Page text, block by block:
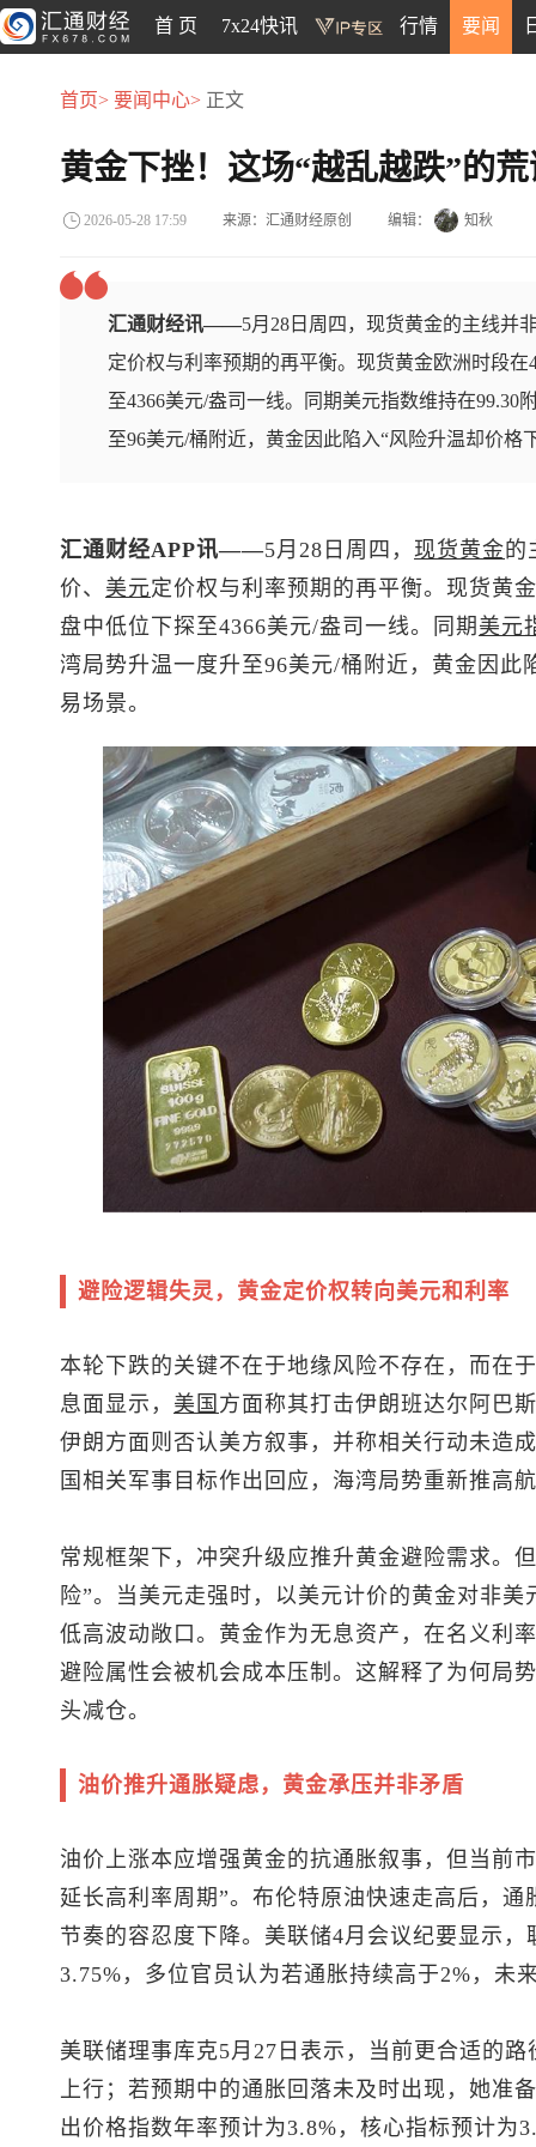
首 页 7x24快讯 行情 要闻
首页> 要闻中心> 正文
黄金下挫！这场“越乱越跌”的
2026-05-28 17:59 来源：汇通财经原创 编辑： 知秋
汇通财经讯——5月28日周四，现货黄金的主线并
定价权与利率预期的再平衡。现货黄金欧洲时段
至4366美元/盎司一线。同期美元指数维持在
至96美元/桶附近，黄金因此陷入“风险升温却价格
汇通财经APP讯——5月28日周四， 现货黄金的
价、 美元定价权与利率预期的再平衡。 现货黄金
盘中低位下探至4366美元/盎司一线。同期 美元
湾局势升温一度升至96美元/桶附近，黄金因此
易场景。
避险逻辑失灵，黄金定价权转向美元和利率
本轮下跌的关键不在于地缘风险不存在，而在
息面显示， 美国 方面称其打击伊朗班达尔阿巴
伊朗方面则否认美方叙事，并称相关行动未造
国相关军事目标作出回应，海湾局势重新推高
常规框架下，冲突升级应推升黄金避险需求。
险”。当美元走强时，以美元计价的黄金对非
低高波动敞口。黄金作为无息资产，在名义利
避险属性会被机会成本压制。这解释了为何局
头减仓。
油价推升通胀疑虑，黄金承压并非矛盾
油价上涨本应增强黄金的抗通胀叙事，但当前
延长高利率周期”。 布伦特原油快速走高后，通
节奏的容忍度下降。美联储4月会议纪要显示
3.75%，多位官员认为若通胀持续高于2%，未
美联储理事库克5月27日表示，当前更合适的
上行；若预期中的通胀回落未及时出现，她准
出价格指数年率预计为3.8%，核心指标预计为